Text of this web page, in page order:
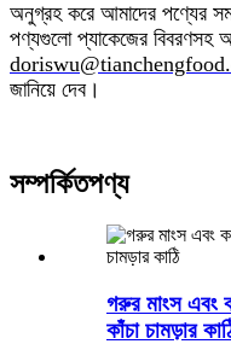
অনুগ্রহ করে আমাদের পণ্যের
পণ্যগুলো প্যাকেজের বিবরণসহ
জানিয়ে দেব।
সম্পর্কিতপণ্য
গরুর মাংস এবং
কাঁচা চামড়ার